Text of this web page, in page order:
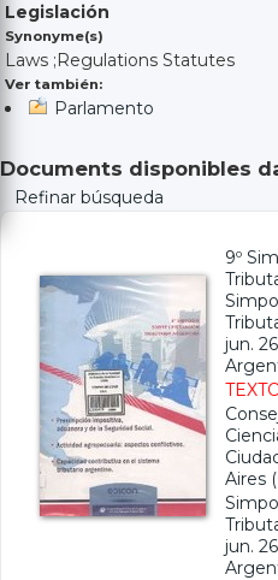
Legislación
Synonyme(s)
Laws ;Regulations Statutes
Ver también:
Parlamento
Documents disponibles
Refinar búsqueda
9º
jun.
Aires
jun.